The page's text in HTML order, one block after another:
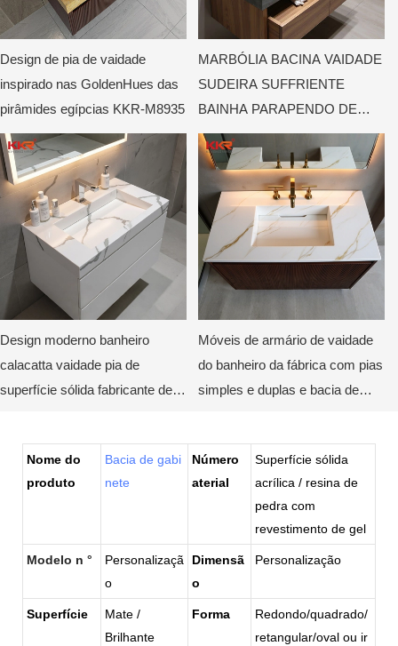
Design de pia de vaidade
inspirado nas GoldenHues das
pirâmides egípcias KKR-M8935
MARBÓLIA BACINA VAIDADE
SUDEIRA SUFFRIENTE
BAINHA PARAPENDO DE
PEDRA DE PEDRA
ARTILITIAL TOPS Pia
Design moderno banheiro
calacatta vaidade pia de
superfície sólida fabricante de
Móveis de armário de vaidade
do banheiro da fábrica com pias
simples e duplas e bacia de
Nome do
produto
Bacia de gabi
nete
Número
aterial
Superfície sólida
acrílica / resina de
pedra com
revestimento de gel
Modelo n °
Personalizaçã
o
Dimensã
o
Personalização
Superfície
Mate /
Brilhante
Forma
Redondo/quadrado/
retangular/oval ou ir